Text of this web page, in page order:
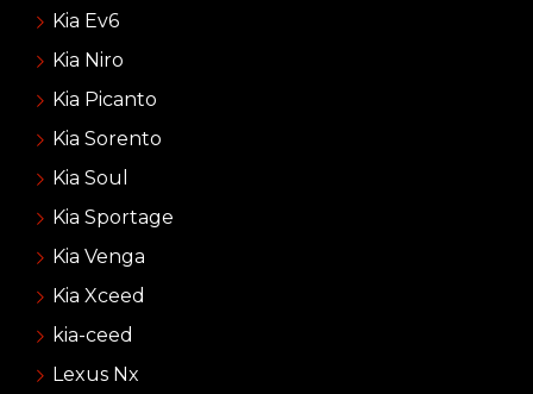
Kia Ev6
Kia Niro
Kia Picanto
Kia Sorento
Kia Soul
Kia Sportage
Kia Venga
Kia Xceed
kia-ceed
Lexus Nx